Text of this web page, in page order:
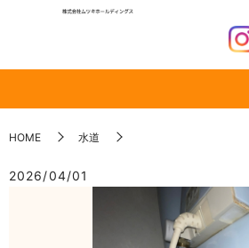
HOME 水道
2026/04/01